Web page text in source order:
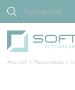
Accueil > Ressources >